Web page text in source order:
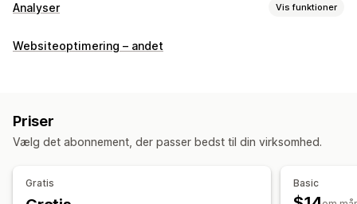
Analyser Vis funktioner
Kundeadfærd
Loyalitetsanalyse
Markedsføringstildeling
Profitindblik
UTM-sporing
Websiteoptimering – andet
Priser
Vælg det abonnement, der passer bedst til din virksomhed.
Gratis Basic